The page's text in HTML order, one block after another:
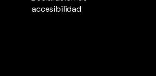
accesibilidad